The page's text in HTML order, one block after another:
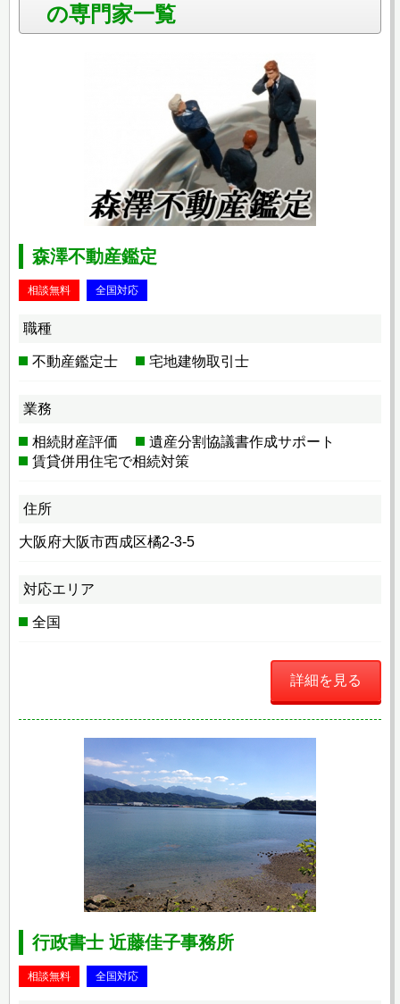
の専門家一覧
森澤不動産鑑定
相談無料 全国対応
職種
不動産鑑定士 宅地建物取引士
業務
相続財産評価
遺産分割協議書作成サポート
賃貸併用住宅で相続対策
住所
大阪府大阪市西成区橘2-3-5
対応エリア
全国
詳細を見る
行政書士 近藤佳子事務所
相談無料 全国対応